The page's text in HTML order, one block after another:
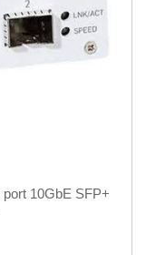
10GbE SFP+